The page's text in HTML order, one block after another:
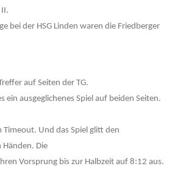
bei der HSG Linden waren die Friedberger
auf Seiten der TG.
ein ausgeglichenes Spiel auf beiden Seiten.
Timeout. Und das Spiel glitt den
Händen. Die
Vorsprung bis zur Halbzeit auf 8:12 aus.